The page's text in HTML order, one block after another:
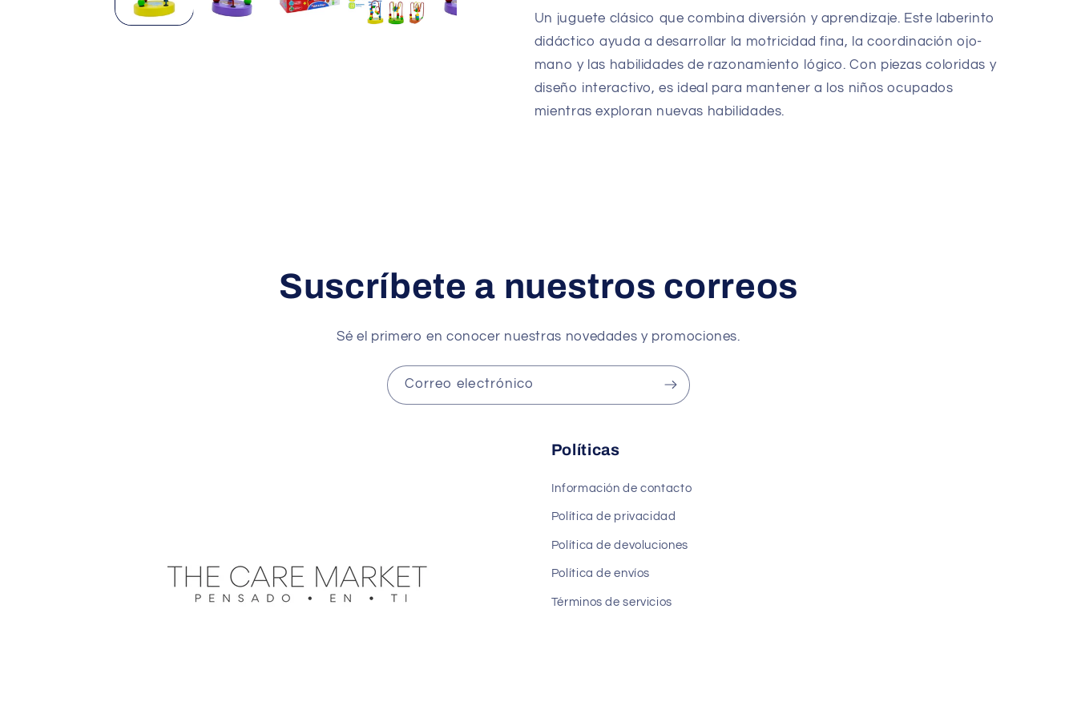
razonamiento
-
Genial
razonamiento
-
Genial
Un juguete clásico que combina diversión y aprendizaje. Este laberinto
didáctico ayuda a desarrollar la motricidad fina, la coordinación ojo-
mano y las habilidades de razonamiento lógico. Con piezas coloridas y
diseño interactivo, es ideal para mantener a los niños ocupados
mientras exploran nuevas habilidades.
Suscríbete a nuestros correos
Sé el primero en conocer nuestras novedades y promociones.
Correo electrónico
Políticas
Información de contacto
Política de privacidad
Política de devoluciones
Política de envíos
Términos de servicios